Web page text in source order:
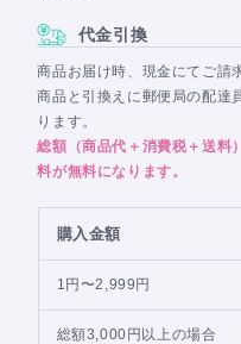
代金引換
商品お届け時、現金にてご請
商品と引換えに郵便局の配達
ります。
総額（商品代＋消費税＋送料
料が無料になります。
購入金額
1円〜2,999円
総額3,000円以上の場合